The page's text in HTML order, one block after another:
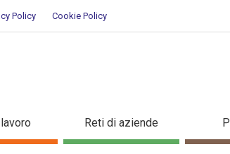
Policy Cookie Policy
professionali e
Reti di aziende